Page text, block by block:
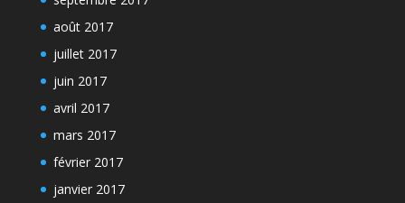
août 2017
juillet 2017
juin 2017
avril 2017
mars 2017
février 2017
janvier 2017